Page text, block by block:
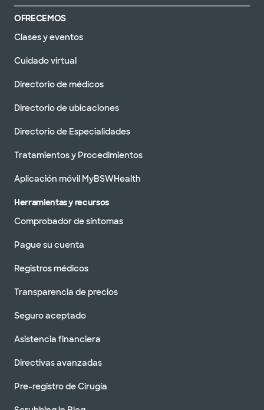
OFRECEMOS
Clases y eventos
Cuidado virtual
Directorio de médicos
Directorio de ubicaciones
Directorio de Especialidades
Tratamientos y Procedimientos
Aplicación móvil MyBSWHealth
Herramientas y recursos
Comprobador de síntomas
Pague su cuenta
Registros médicos
Transparencia de precios
Seguro aceptado
Asistencia financiera
Directivas avanzadas
Pre-registro de Cirugía